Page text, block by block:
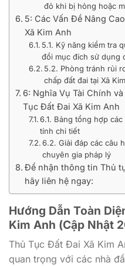
đỏ khi bị hỏng hoặc
5: Các Vấn Đề Nâng
Xã Kim Anh
5.1. Kỹ năng kiểm tra
đổi mục đích sử dụng
5.2. Phòng tránh rủi
chấp đất đai tại Xã
6: Nghĩa Vụ Tài Chính
Tục Đất Đai Xã Kim Anh
6.1. Bảng tổng hợp
tính chi tiết
6.2. Giải đáp các câu
chuyên gia pháp lý
Để nhận thông tin Thủ
hãy liên hệ ngay:
Hướng Dẫn Toàn
Kim Anh (Cập Nhật
Thủ Tục Đất Đai Xã Kim
quan trọng với các nhà